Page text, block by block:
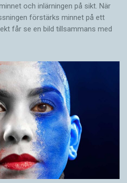
och inlärningen på sikt. När
förstärks minnet på ett
får se en bild tillsammans med